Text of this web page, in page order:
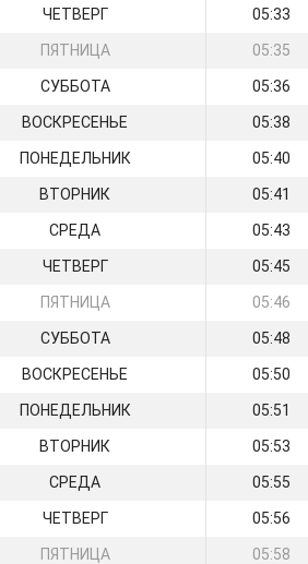
ЧЕТВЕРГ 05:33
ПЯТНИЦА 05:35
СУББОТА 05:36
ВОСКРЕСЕНЬЕ 05:38
ПОНЕДЕЛЬНИК 05:40
ВТОРНИК 05:41
СРЕДА 05:43
ЧЕТВЕРГ 05:45
ПЯТНИЦА 05:46
СУББОТА 05:48
ВОСКРЕСЕНЬЕ 05:50
ПОНЕДЕЛЬНИК 05:51
ВТОРНИК 05:53
СРЕДА 05:55
ЧЕТВЕРГ 05:56
ПЯТНИЦА 05:58